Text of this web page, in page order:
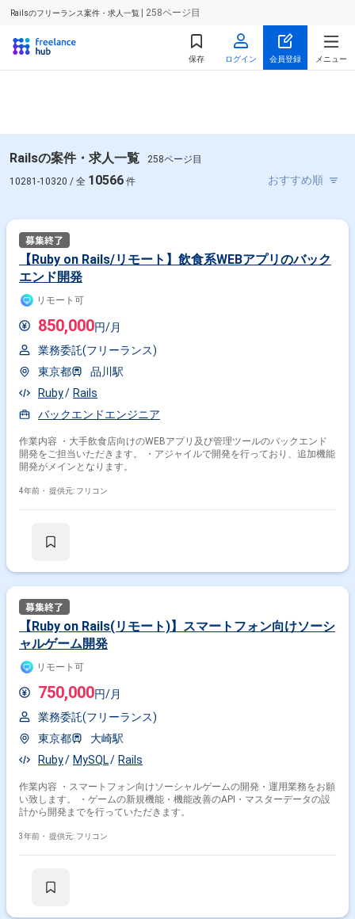
Railsのフリーランス案件・求人一覧 | 258ページ目
保存 ログイン 会員登録 メニュー
Railsの案件・求人一覧
258ページ目
10281-10320 / 全 10566 件
【Ruby on Rails/リモート】飲食系WEBアプリのバック
エンド開発
リモート可
850,000円/月
業務委託(フリーランス)
東京都
品川駅
Ruby
Rails
バックエンドエンジニア
作業内容 ・大手飲食店向けのWEBアプリ及び管理ツールのバックエンド
開発をご担当いただきます。 ・アジャイルで開発を行っており、追加機能
開発がメインとなります。
4年前・ 提供元: フリコン
【Ruby on Rails(リモート)】スマートフォン向けソーシ
ャルゲーム開発
リモート可
750,000円/月
業務委託(フリーランス)
東京都
大崎駅
Ruby
MySQL Rails
作業内容 ・スマートフォン向けソーシャルゲームの開発・運用業務をお願
い致します。 ・ゲームの新規機能・機能改善のAPI・マスターデータの設
計から開発までを行っていただきます。
3年前・ 提供元: フリコン